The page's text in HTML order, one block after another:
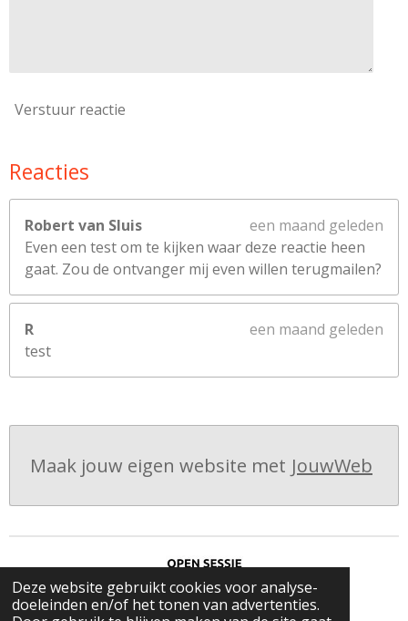
Deze website gebruikt cookies voor analyse-
doeleinden en/of het tonen van advertenties.
Verstuur reactie
Reacties
Robert van Sluis
een maand geleden
Even een test om te kijken waar deze reactie heen
gaat. Zou de ontvanger mij even willen terugmailen?
R
een maand geleden
test
Maak jouw eigen website met JouwWeb